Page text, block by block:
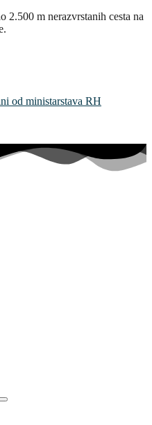
2.500 m nerazvrstanih cesta na
od ministarstava RH